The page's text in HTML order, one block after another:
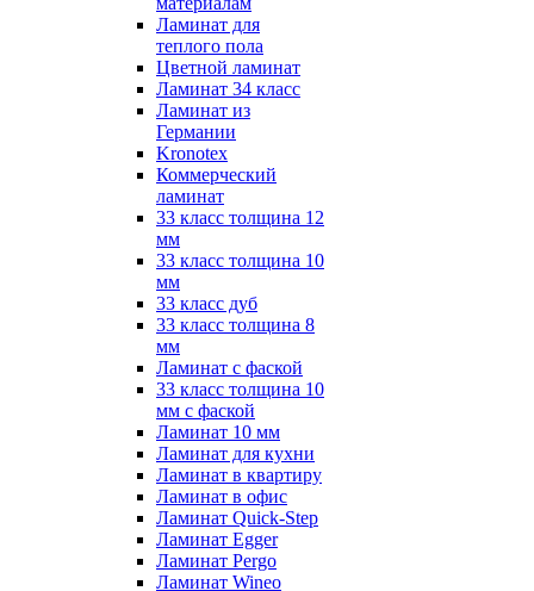
Ламинат для
теплого пола
Цветной ламинат
Ламинат 34 класс
Ламинат из
Германии
Kronotex
Коммерческий
ламинат
33 класс толщина 12
мм
33 класс толщина 10
мм
33 класс дуб
33 класс толщина 8
мм
Ламинат с фаской
33 класс толщина 10
мм с фаской
Ламинат 10 мм
Ламинат для кухни
Ламинат в квартиру
Ламинат в офис
Ламинат Quick-Step
Ламинат Egger
Ламинат Pergo
Ламинат Wineo